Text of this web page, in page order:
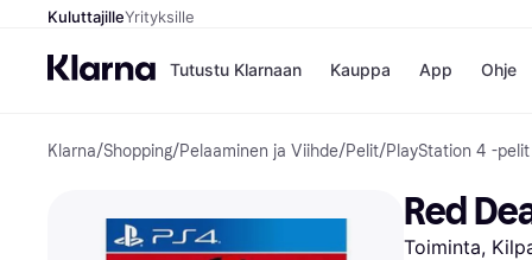
KuluttajilleYrityksille
Tutustu Klarnaan Kauppa
Kaupat
Gigantti
H&M
Peten
App Ohje
Klarna/Shopping/Pelaaminen ja Viihde/Pelit/PlayStation 4 -pelit
Red
Toiminta,